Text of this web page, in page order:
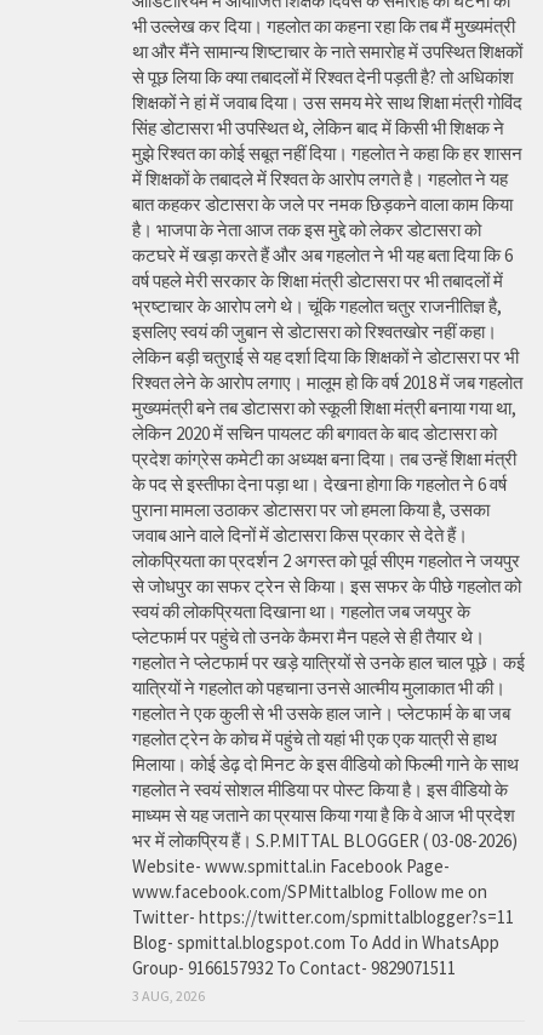
भी उल्लेख कर दिया। गहलोत का कहना रहा कि तब मैं मुख्यमंत्री
था और मैंने सामान्य शिष्टाचार के नाते समारोह में उपस्थित शिक्षकों
से पूछ लिया कि क्या तबादलों में रिश्वत देनी पड़ती है? तो अधिकांश
शिक्षकों ने हां में जवाब दिया। उस समय मेरे साथ शिक्षा मंत्री गोविंद
सिंह डोटासरा भी उपस्थित थे, लेकिन बाद में किसी भी शिक्षक ने
मुझे रिश्वत का कोई सबूत नहीं दिया। गहलोत ने कहा कि हर शासन
में शिक्षकों के तबादले में रिश्वत के आरोप लगते है। गहलोत ने यह
बात कहकर डोटासरा के जले पर नमक छिड़कने वाला काम किया
है। भाजपा के नेता आज तक इस मुद्दे को लेकर डोटासरा को
कटघरे में खड़ा करते हैं और अब गहलोत ने भी यह बता दिया कि 6
वर्ष पहले मेरी सरकार के शिक्षा मंत्री डोटासरा पर भी तबादलों में
भ्रष्टाचार के आरोप लगे थे। चूंकि गहलोत चतुर राजनीतिज्ञ है,
इसलिए स्वयं की जुबान से डोटासरा को रिश्वतखोर नहीं कहा।
लेकिन बड़ी चतुराई से यह दर्शा दिया कि शिक्षकों ने डोटासरा पर भी
रिश्वत लेने के आरोप लगाए। मालूम हो कि वर्ष 2018 में जब गहलोत
मुख्यमंत्री बने तब डोटासरा को स्कूली शिक्षा मंत्री बनाया गया था,
लेकिन 2020 में सचिन पायलट की बगावत के बाद डोटासरा को
प्रदेश कांग्रेस कमेटी का अध्यक्ष बना दिया। तब उन्हें शिक्षा मंत्री
के पद से इस्तीफा देना पड़ा था। देखना होगा कि गहलोत ने 6 वर्ष
पुराना मामला उठाकर डोटासरा पर जो हमला किया है, उसका
जवाब आने वाले दिनों में डोटासरा किस प्रकार से देते हैं।
लोकप्रियता का प्रदर्शन 2 अगस्त को पूर्व सीएम गहलोत ने जयपुर
से जोधपुर का सफर ट्रेन से किया। इस सफर के पीछे गहलोत को
स्वयं की लोकप्रियता दिखाना था। गहलोत जब जयपुर के
प्लेटफार्म पर पहुंचे तो उनके कैमरा मैन पहले से ही तैयार थे।
गहलोत ने प्लेटफार्म पर खड़े यात्रियों से उनके हाल चाल पूछे। कई
यात्रियों ने गहलोत को पहचाना उनसे आत्मीय मुलाकात भी की।
गहलोत ने एक कुली से भी उसके हाल जाने। प्लेटफार्म के बा जब
गहलोत ट्रेन के कोच में पहुंचे तो यहां भी एक एक यात्री से हाथ
मिलाया। कोई डेढ़ दो मिनट के इस वीडियो को फिल्मी गाने के साथ
गहलोत ने स्वयं सोशल मीडिया पर पोस्ट किया है। इस वीडियो के
माध्यम से यह जताने का प्रयास किया गया है कि वे आज भी प्रदेश
भर में लोकप्रिय हैं। S.P.MITTAL BLOGGER ( 03-08-2026)
Website- www.spmittal.in Facebook Page-
www.facebook.com/SPMittalblog Follow me on
Twitter- https://twitter.com/spmittalblogger?s=11
Blog- spmittal.blogspot.com To Add in WhatsApp
Group- 9166157932 To Contact- 9829071511
3 AUG, 2026